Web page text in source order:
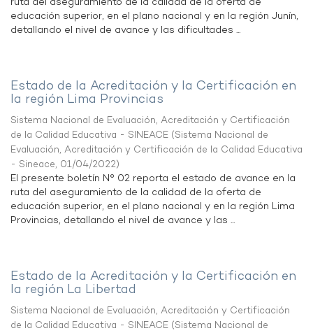
educación superior, en el plano nacional y en la región Junín,
detallando el nivel de avance y las dificultades ...
Estado de la Acreditación y la Certificación en
la región Lima Provincias
Sistema Nacional de Evaluación, Acreditación y Certificación
de la Calidad Educativa - SINEACE (Sistema Nacional de
Evaluación, Acreditación y Certificación de la Calidad Educativa
- Sineace, 01/04/2022)
El presente boletín N° 02 reporta el estado de avance en la
ruta del aseguramiento de la calidad de la oferta de
educación superior, en el plano nacional y en la región Lima
Provincias, detallando el nivel de avance y las ...
Estado de la Acreditación y la Certificación en
la región La Libertad
Sistema Nacional de Evaluación, Acreditación y Certificación
de la Calidad Educativa - SINEACE (Sistema Nacional de